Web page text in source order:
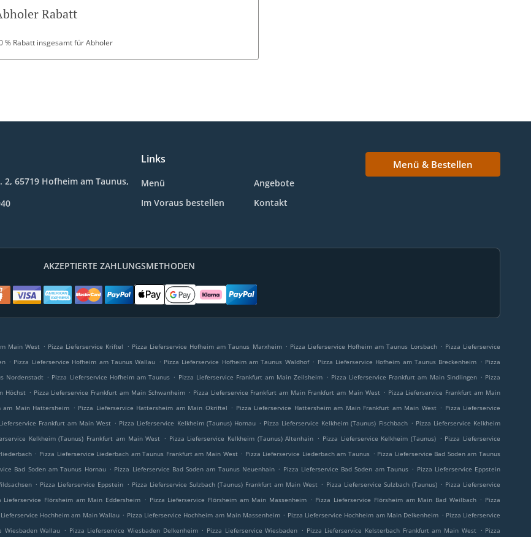
Rabatt
% Rabatt insgesamt für Abholer
2, 65719 Hofheim am Taunus,
Links
Menü
Angebote
Im Voraus bestellen
Kontakt
Menü & Bestellen
AKZEPTIERTE ZAHLUNGSMETHODEN
Main West . Pizza Lieferservice Kriftel . Pizza Lieferservice Hofheim am Taunus Marxheim . Pizza Lieferservice Hofheim am Taunus Lorsbach . Pizza Lieferservice
. Pizza Lieferservice Hofheim am Taunus Wallau . Pizza Lieferservice Hofheim am Taunus Waldhof . Pizza Lieferservice Hofheim am Taunus Breckenheim . Pizza
Nordenstadt . Pizza Lieferservice Hofheim am Taunus . Pizza Lieferservice Frankfurt am Main Zeilsheim . Pizza Lieferservice Frankfurt am Main Sindlingen . Pizza
Höchst . Pizza Lieferservice Frankfurt am Main Schwanheim . Pizza Lieferservice Frankfurt am Main Frankfurt am Main West . Pizza Lieferservice Frankfurt am Main
am Main Hattersheim . Pizza Lieferservice Hattersheim am Main Okriftel . Pizza Lieferservice Hattersheim am Main Frankfurt am Main West . Pizza Lieferservice
Frankfurt am Main West . Pizza Lieferservice Kelkheim (Taunus) Hornau . Pizza Lieferservice Kelkheim (Taunus) Fischbach . Pizza Lieferservice Kelkheim
Kelkheim (Taunus) Frankfurt am Main West . Pizza Lieferservice Kelkheim (Taunus) Altenhain . Pizza Lieferservice Kelkheim (Taunus) . Pizza Lieferservice
. Pizza Lieferservice Liederbach am Taunus Frankfurt am Main West . Pizza Lieferservice Liederbach am Taunus . Pizza Lieferservice Bad Soden am Taunus
Bad Soden am Taunus Hornau . Pizza Lieferservice Bad Soden am Taunus Neuenhain . Pizza Lieferservice Bad Soden am Taunus . Pizza Lieferservice Eppstein
. Pizza Lieferservice Eppstein . Pizza Lieferservice Sulzbach (Taunus) Frankfurt am Main West . Pizza Lieferservice Sulzbach (Taunus) . Pizza Lieferservice
Lieferservice Flörsheim am Main Eddersheim . Pizza Lieferservice Flörsheim am Main Massenheim . Pizza Lieferservice Flörsheim am Main Bad Weilbach . Pizza
Lieferservice Hochheim am Main Wallau . Pizza Lieferservice Hochheim am Main Massenheim . Pizza Lieferservice Hochheim am Main Delkenheim . Pizza Lieferservice
Wiesbaden Wallau . Pizza Lieferservice Wiesbaden Delkenheim . Pizza Lieferservice Wiesbaden . Pizza Lieferservice Kelsterbach Frankfurt am Main West . Pizza